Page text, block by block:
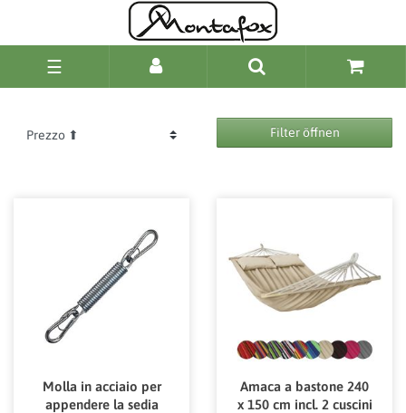
☰
Filter öffnen
Molla in acciaio per
appendere la sedia
Amaca a bastone 240
x 150 cm incl. 2 cuscini